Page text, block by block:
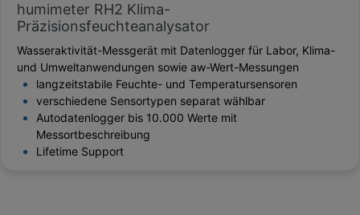
humimeter RH2 Klima-
Präzisionsfeuchteanalysator
Wasseraktivität-Messgerät mit Datenlogger für Labor, Klima-
und Umweltanwendungen sowie aw-Wert-Messungen
langzeitstabile Feuchte- und Temperatursensoren
verschiedene Sensortypen separat wählbar
Autodatenlogger bis 10.000 Werte mit
Messortbeschreibung
Lifetime Support